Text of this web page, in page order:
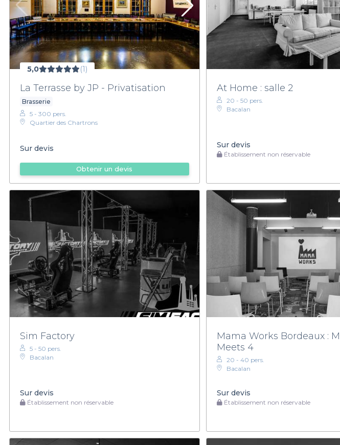
5,0 (1)
La Terrasse by JP - Privatisation
Brasserie
5 - 300 pers.
Quartier des Chartrons
Sur devis
Obtenir un devis
At Home : salle 2
20 - 50 pers.
Bacalan
Sur devis
Établissement non réservable
Sim Factory
5 - 50 pers.
Bacalan
Sur devis
Établissement non réservable
Mama Works Bordeaux :
Meets 4
20 - 40 pers.
Bacalan
Sur devis
Établissement non réservable